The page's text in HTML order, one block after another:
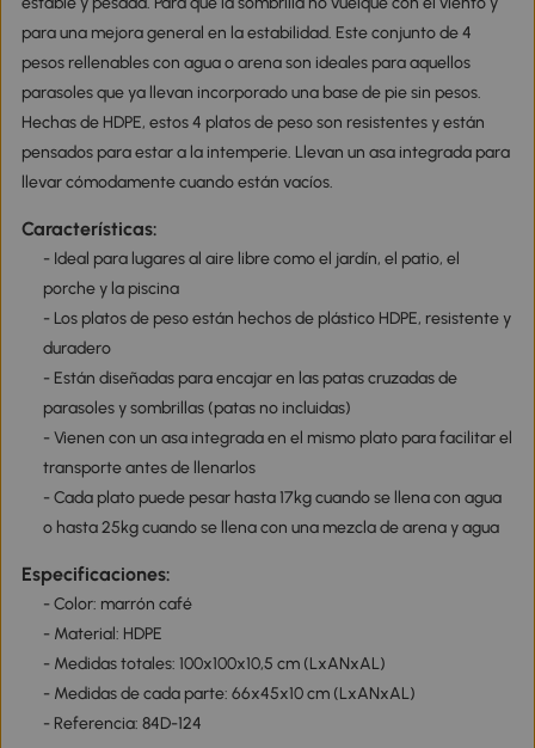
para una mejora general en la estabilidad. Este conjunto de 4
pesos rellenables con agua o arena son ideales para aquellos
parasoles que ya llevan incorporado una base de pie sin pesos.
Hechas de HDPE, estos 4 platos de peso son resistentes y están
pensados para estar a la intemperie. Llevan un asa integrada para
llevar cómodamente cuando están vacíos.
Características:
- Ideal para lugares al aire libre como el jardín, el patio, el
porche y la piscina
- Los platos de peso están hechos de plástico HDPE, resistente y
duradero
- Están diseñadas para encajar en las patas cruzadas de
parasoles y sombrillas (patas no incluidas)
- Vienen con un asa integrada en el mismo plato para facilitar el
transporte antes de llenarlos
- Cada plato puede pesar hasta 17kg cuando se llena con agua
o hasta 25kg cuando se llena con una mezcla de arena y agua
Especificaciones:
- Color: marrón café
- Material: HDPE
- Medidas totales: 100x100x10,5 cm (LxANxAL)
- Medidas de cada parte: 66x45x10 cm (LxANxAL)
- Referencia: 84D-124